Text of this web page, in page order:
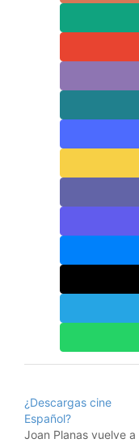
¿Descargas cine
Español?
Joan Planas vuelve a